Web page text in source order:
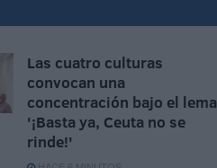
Las cuatro culturas
convocan una
concentración bajo el lema
'¡Basta ya, Ceuta no se
rinde!'